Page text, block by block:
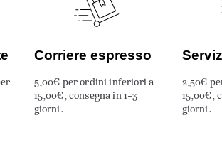
Corriere espresso
5,00€ per ordini inferiori a
15,00€, consegna in 1-3
giorni.
2,50€
15,00€,
giorni.